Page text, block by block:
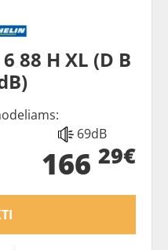
88 H XL (D B
69dB
166 29€